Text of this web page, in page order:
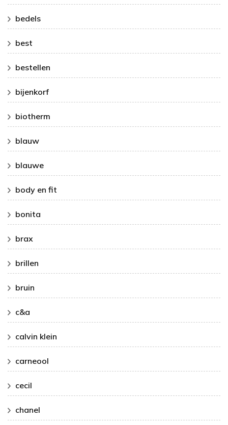
bedels
best
bestellen
bijenkorf
biotherm
blauw
blauwe
body en fit
bonita
brax
brillen
bruin
c&a
calvin klein
carneool
cecil
chanel